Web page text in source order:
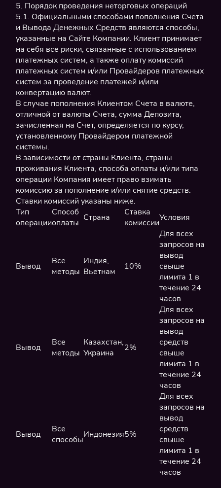
5. Порядок проведения неторговых операций
5.1. Официальными способами пополнения Счета
и Вывода Денежных Средств являются способы,
указанные на Сайте Компании. Клиент принимает
на себя все риски, связанные с использованием
платежных систем, а также оплату комиссий
платежных систем и/или Провайдеров платежных
систем за проведение платежей и/или
конвертацию валют.
В случае пополнения Клиентом Счета в валюте,
отличной от валюты Счета, сумма Депозита,
зачисленная на Счет, определяется по курсу,
установленному Провайдером платежной
системы.
В зависимости от страны Клиента, страны
проживания Клиента, способа оплаты и/или типа
операции Компания имеет право взимать
комиссию за пополнение и/или снятие средств.
Ставки комиссий указаны ниже.
Тип
операции
Способ
оплаты Страна
Ставка
комиссииУсловия
Вывод
Все
методы
Индия,
Вьетнам
10%
Для всех
запросов на
вывод
свыше
лимита 1 в
течение 24
часов
Вывод
Все
методы
Казахстан,
Украина
2%
Для всех
запросов на
вывод
средств
свыше
лимита 1 в
течение 24
часов
Вывод
Все
способыИндонезия5%
Для всех
запросов на
вывод
средств
свыше
лимита 1 в
течение 24
часов